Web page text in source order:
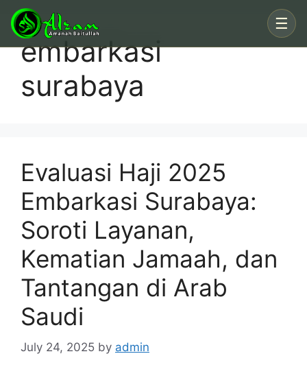
☰
Skip
contentembarkasi
surabaya
Evaluasi Haji 2025
Embarkasi Surabaya:
Soroti Layanan,
Kematian Jamaah, dan
Tantangan di Arab
Saudi
July 24, 2025 by admin